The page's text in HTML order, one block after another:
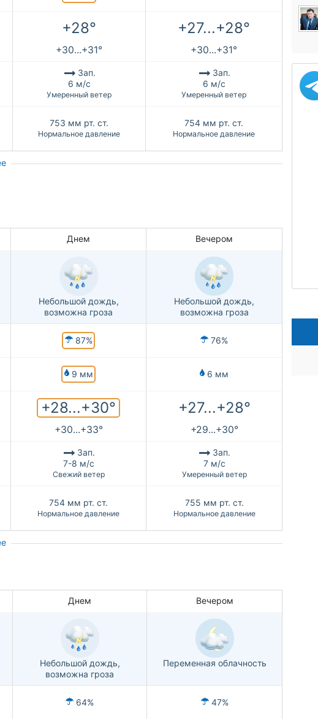
+28° +27...+28°
+30...+31° +30...+31°
Зап.
6 м/с
Умеренный ветер
Зап.
6 м/с
Умеренный ветер
753 мм рт. ст.
Нормальное давление
754 мм рт. ст.
Нормальное давление
Днем Вечером
Небольшой дождь,
возможна гроза
Небольшой дождь,
возможна гроза
87% 76%
9 мм 6 мм
+28...+30° +27...+28°
+30...+33° +29...+30°
Зап.
7-8 м/с
Свежий ветер
Зап.
7 м/с
Умеренный ветер
754 мм рт. ст.
Нормальное давление
755 мм рт. ст.
Нормальное давление
Днем Вечером
Небольшой дождь,
возможна гроза
Переменная облачность
64% 47%